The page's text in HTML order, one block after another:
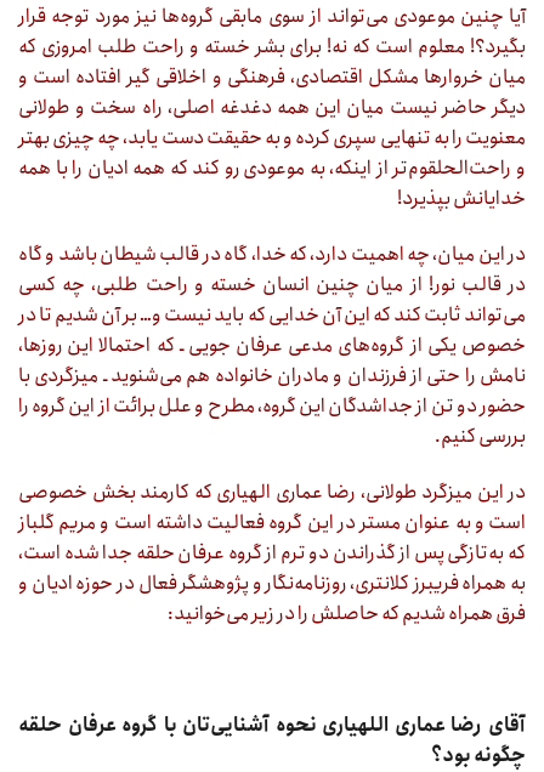
آیا چنین موعودی می‌تواند از سوی مابقی گروه‌ها نیز مورد توجه قرار
بگیرد؟! معلوم است که نه! برای بشر خسته و راحت طلب امروزی که
میان خروارها مشکل اقتصادی، فرهنگی و اخلاقی گیر افتاده است و
دیگر حاضر نیست میان این همه دغدغه اصلی، راه سخت و طولانی
معنویت را به تنهایی سپری کرده و به حقیقت دست یابد، چه چیزی بهتر
و راحت‌الحلقوم‌تر از اینکه، به موعودی رو کند که همه ادیان را با همه
خدایانش بپذیرد!
در این میان، چه اهمیت دارد، که خدا، گاه در قالب شیطان باشد و گاه
در قالب نور! از میان چنین انسان خسته و راحت طلبی، چه کسی
می‌تواند ثابت کند که این آن خدایی که باید نیست و… بر آن شدیم تا در
خصوص یکی از گروه‌های مدعی عرفان جویی ـ که احتمالا این روزها،
نامش را حتی از فرزندان و مادران خانواده هم می‌شنوید ـ میزگردی با
حضور دو تن از جداشدگان این گروه، مطرح و علل برائت از این گروه را
بررسی کنیم.
در این میزگرد طولانی، رضا عماری الهیاری که کارمند بخش خصوصی
است و به عنوان مستر در این گروه فعالیت داشته است و مریم گلباز
که به‌تازگی پس از گذراندن دو ترم از گروه عرفان حلقه جدا شده است،
به همراه فریبرز کلانتری، روزنامه‌نگار و پژوهشگر فعال در حوزه ادیان و
فرق همراه شدیم که حاصلش را در زیر می‌خوانید:
آقای رضا عماری اللهیاری نحوه آشنایی‌تان با گروه عرفان حلقه
چگونه بود؟